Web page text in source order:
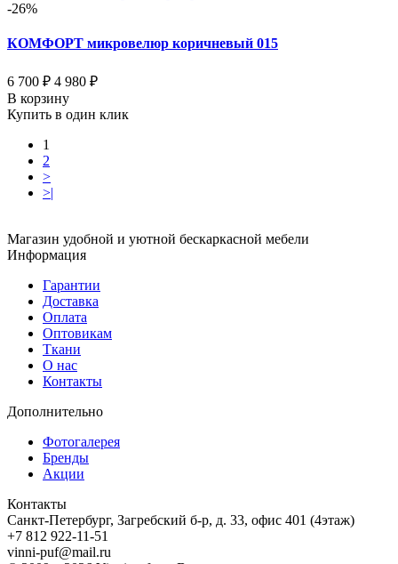
-26%
КОМФОРТ микровелюр коричневый 015
6 700 ₽ 4 980 ₽
В корзину
Купить в один клик
1
2
>
>|
Магазин удобной и уютной бескаркасной мебели
Информация
Гарантии
Доставка
Оплата
Оптовикам
Ткани
О нас
Контакты
Дополнительно
Фотогалерея
Бренды
Акции
Контакты
Санкт-Петербург, Загребский б-р, д. 33, офис 401 (4этаж)
+7 812 922-11-51
vinni-puf@mail.ru